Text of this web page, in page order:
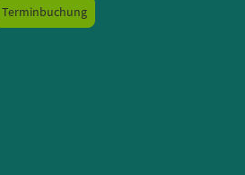
Terminbuchung